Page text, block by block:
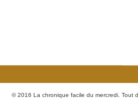
© 2016 La chronique facile du mercredi. Tout